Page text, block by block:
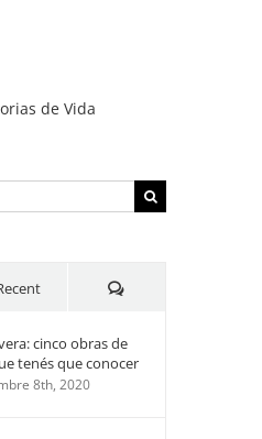
de Vida
Comments
cinco obras de
tenés que conocer
8th, 2020